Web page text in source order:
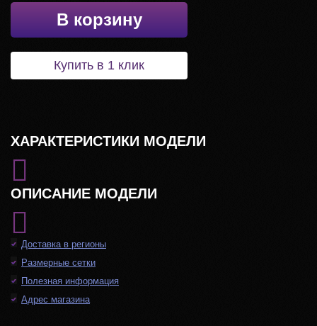
В корзину
Купить в 1 клик
ХАРАКТЕРИСТИКИ МОДЕЛИ
ОПИСАНИЕ МОДЕЛИ
Доставка в регионы
Размерные сетки
Полезная информация
Адрес магазина